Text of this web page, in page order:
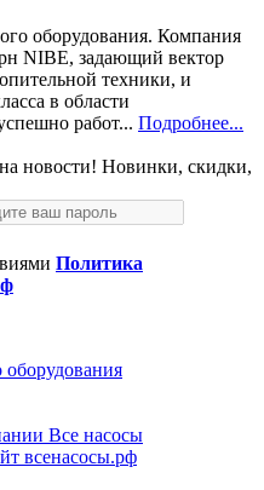
оборудования. Компания
NIBE, задающий вектор
техники, и
в области
работ... Подробнее...
новости! Новинки, скидки,
Политика
оборудования
Все насосы
всенасосы.рф